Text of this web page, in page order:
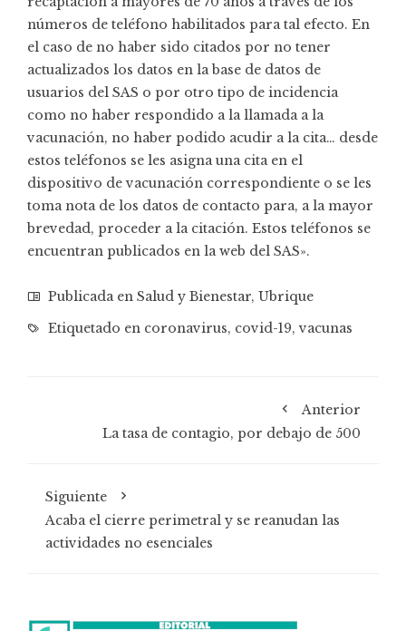
números de teléfono habilitados para tal efecto. En
el caso de no haber sido citados por no tener
actualizados los datos en la base de datos de
usuarios del SAS o por otro tipo de incidencia
como no haber respondido a la llamada a la
vacunación, no haber podido acudir a la cita… desde
estos teléfonos se les asigna una cita en el
dispositivo de vacunación correspondiente o se les
toma nota de los datos de contacto para, a la mayor
brevedad, proceder a la citación. Estos teléfonos se
encuentran publicados en la web del SAS».
Publicada en Salud y Bienestar, Ubrique
Etiquetado en coronavirus, covid-19,vacunas
Anterior
La tasa de contagio, por debajo de 500
Siguiente
Acaba el cierre perimetral y se reanudan las
actividades no esenciales